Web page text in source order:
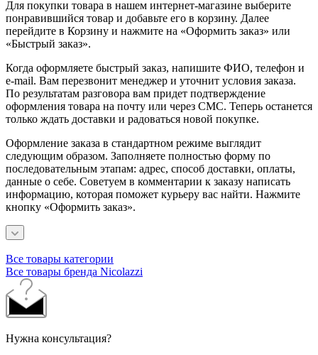
Для покупки товара в нашем интернет-магазине выберите
понравившийся товар и добавьте его в корзину. Далее
перейдите в Корзину и нажмите на «Оформить заказ» или
«Быстрый заказ».
Когда оформляете быстрый заказ, напишите ФИО, телефон и
e-mail. Вам перезвонит менеджер и уточнит условия заказа.
По результатам разговора вам придет подтверждение
оформления товара на почту или через СМС. Теперь останется
только ждать доставки и радоваться новой покупке.
Оформление заказа в стандартном режиме выглядит
следующим образом. Заполняете полностью форму по
последовательным этапам: адрес, способ доставки, оплаты,
данные о себе. Советуем в комментарии к заказу написать
информацию, которая поможет курьеру вас найти. Нажмите
кнопку «Оформить заказ».
Все товары категории
Все товары бренда Nicolazzi
Нужна консультация?